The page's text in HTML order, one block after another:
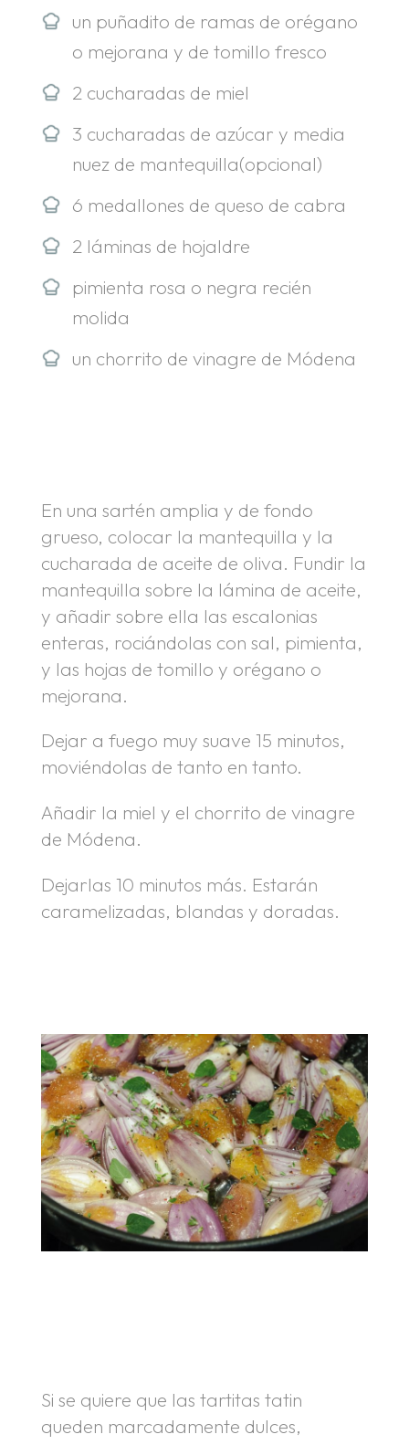
un puñadito de ramas de orégano
o mejorana y de tomillo fresco
2 cucharadas de miel
3 cucharadas de azúcar y media
nuez de mantequilla(opcional)
6 medallones de queso de cabra
2 láminas de hojaldre
pimienta rosa o negra recién
molida
un chorrito de vinagre de Módena
En una sartén amplia y de fondo
grueso, colocar la mantequilla y la
cucharada de aceite de oliva. Fundir la
mantequilla sobre la lámina de aceite,
y añadir sobre ella las escalonias
enteras, rociándolas con sal, pimienta,
y las hojas de tomillo y orégano o
mejorana.
Dejar a fuego muy suave 15 minutos,
moviéndolas de tanto en tanto.
Añadir la miel y el chorrito de vinagre
de Módena.
Dejarlas 10 minutos más. Estarán
caramelizadas, blandas y doradas.
Si se quiere que las tartitas tatin
queden marcadamente dulces,